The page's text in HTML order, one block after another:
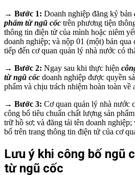
→ Bước 1: Doanh nghiệp đăng ký bản
phẩm từ ngũ cốc trên phương tiện
thông tin điện tử của mình hoặc niêm
doanh nghiệp; và nộp 01 (một) bản
tiếp đến cơ quan quản lý nhà nước có
→ Bước 2: Ngay sau khi thực hiện
từ ngũ cốc doanh nghiệp được quyền
phẩm và chịu trách nhiệm hoàn toàn về
→ Bước 3: Cơ quan quản lý nhà nước
công bố tiêu chuẩn chất lượng sản
trữ hồ sơ; và đăng tải tên doanh nghiệp;
bố trên trang thông tin điện tử của cơ
Lưu ý khi công bố ngũ
từ ngũ cốc